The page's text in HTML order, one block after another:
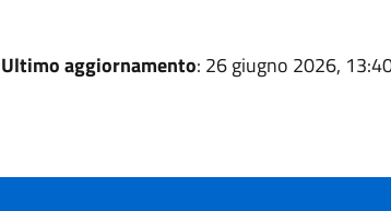
Ultimo aggiornamento: 26 giugno 2026,